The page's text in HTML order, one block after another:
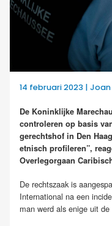
14 februari 2023 |
De Koninklijke
controleren op basis
gerechtshof in Den
etnisch profileren”,
Overlegorgaan
De rechtszaak is
International na een
man werd als enige uit